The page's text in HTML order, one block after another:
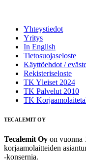
Yhteystiedot
Yritys
In English
Tietosuojaseloste
Käyttöehdot /
Rekisteriseloste
TK Yleiset 2024
TK Palvelut 2010
TK
TECALEMIT OY
Tecalemit Oy on vuonna
korjaamolaitteiden
-konsernia.